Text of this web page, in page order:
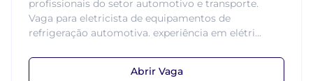
profissionais do setor automotivo e transporte.
Vaga para eletricista de equipamentos de
refrigeração automotiva. experiência em elétri...
Abrir Vaga